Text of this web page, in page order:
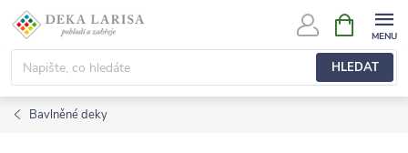
Přejít
obsah
HLEDAT
NÁKUPNÍ
KOŠÍK
Bavlněné deky